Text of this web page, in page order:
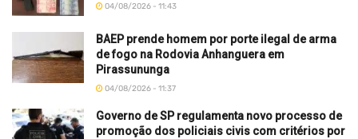
04/08/2026 - 11:43
BAEP prende homem por porte ilegal de arma
de fogo na Rodovia Anhanguera em
Pirassununga
04/08/2026 - 11:37
Governo de SP regulamenta novo processo de
promoção dos policiais civis com critérios por